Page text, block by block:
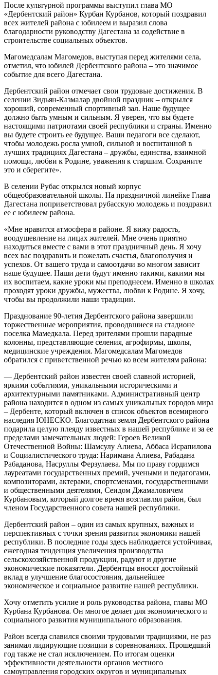
После культурной программы выступил глава МО
«Дербентский район» Курбан Курбанов, который поздравил
всех жителей района с юбилеем и выразил слова
благодарности руководству Дагестана за содействие в
строительстве социальных объектов.
Магомедсалам Магомедов, выступая перед жителями села,
отметил, что юбилей Дербентского района – это значимое
событие для всего Дагестана.
Дербентский район отмечает свои трудовые достижения. В
селении Зидьян-Казмалар двойной праздник – открылся
хороший, современный спортивный зал. Наше будущее
должно быть умным и сильным. Я уверен, что вы будете
настоящими патриотами своей республики и страны. Именно
вы будете строить ее будущее. Ваши педагоги все сделают,
чтобы молодежь росла умной, сильной и воспитанной в
лучших традициях Дагестана – дружбы, единства, взаимной
помощи, любви к Родине, уважения к старшим. Сохраните
это и сберегите».
В селении Рубас открылся новый корпус
общеобразовательной школы. На праздничной линейке Глава
Дагестана поприветствовал рубасскую молодежь и поздравил
ее с юбилеем района.
«Мне нравится атмосфера в районе. Я вижу радость,
воодушевление на лицах жителей. Мне очень приятно
находиться вместе с вами в этот праздничный день. Я хочу
всех вас поздравить и пожелать счастья, благополучия и
успехов. От вашего труда и самоотдачи во многом зависит
наше будущее. Наши дети будут именно такими, какими мы
их воспитаем, какие уроки мы преподнесем. Именно в школах
проходят уроки дружбы, мужества, любви к Родине. Я хочу,
чтобы вы продолжили наши традиции.
Празднование 90-летия Дербентского района завершили
торжественные мероприятия, проводвшиеся на стадионе
поселка Мамедкала. Перед зрителями прошли парадные
колонны, представляющие селения, агрофирмы, школы,
медицинские учреждения. Магомедсалам Магомедов
обратился с приветственной речью ко всем жителям района:
— Дербентский район известен своей славной историей,
яркими событиями, уникальными историческими и
архитектурными памятниками. Административный центр
района находится в одном из самых уникальных городов мира
– Дербенте, который включен в список объектов всемирного
наследия ЮНЕСКО. Благодатная земля Дербентского района
подарила целую плеяду известных в нашей республике и за ее
пределами замечательных людей: Героев Великой
Отечественной Войны: Шамсулу Алиева, Аббаса Исрапилова
и Социалистического труда: Наримана Алиева, Рабадана
Рабаданова, Насруллы Ферзулаева. Мы по праву гордимся
лауреатами государственных премий, учеными и педагогами,
композиторами, актерами, спортсменами, государственными
и общественными деятелями, Сеидом Джамаловичем
Курбановым, который долгое время возглавлял район, был
членом Государственного совета нашей республики.
Дербентский район – один из самых крупных, важных и
перспективных с точки зрения развития экономики нашей
республики. В последние годы здесь наблюдается устойчивая,
ежегодная тенденция увеличения производства
сельскохозяйственной продукции, радуют и другие
экономические показатели. Дербентцы вносят достойный
вклад в улучшение благосостояния, дальнейшее
экономическое и социальное развитие нашей республики.
Хочу отметить усилие и роль руководства района, главы МО
Курбана Курбанова. Он многое делает для экономического и
социального развития муниципального образования.
Район всегда славился своими трудовыми традициями, не раз
занимал лидирующие позиции в соревнованиях. Прошедший
год также не стал исключением. По итогам оценки
эффективности деятельности органов местного
самоуправления городских округов и муниципальных